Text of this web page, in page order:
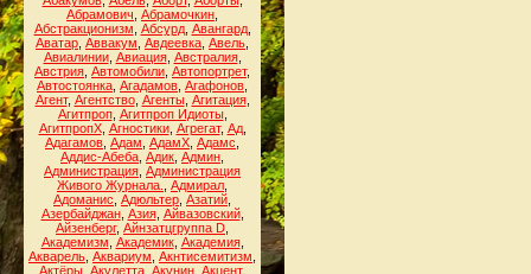
Абрамович Абрамочкин
Абстракционизм Абсурд, Авангард,
Аватар Аввакум Авдеевка Авель
Авиалинии, Авиация, Австралия,
Австрия Автомобили Автопортрет,
Автостоянка Агадамов Агафонов
Агент, Агентство, Агенты, Агитация,
Агитпроп, Агитпроп Идиоты,
АгитпропХ, Агностики, Агрегат, Ад,
Адагамов Адам АдамХ Адамс
Аддис-Абеба Адик Админ
Администрация Администрация
Живого Журнала.
Адмирал
Адоманис Адюльтер Азатий
Азербайджан, Азия, Айвазовский,
Айзенберг, Айнзатцгруппа D
Академизм Академик, Академия,
Акварель Аквариум Акнтисемитизм
Актёры Акулетта Акунин Акцент,